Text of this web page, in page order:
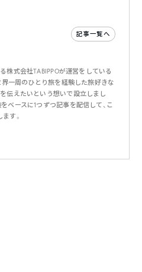
記事一覧へ
株式会社TABIPPOが運営をしている
界一周のひとり旅を経験した旅好きな
伝えたいという想いで設立しまし
ベースに1つずつ記事を配信して、こ
す。